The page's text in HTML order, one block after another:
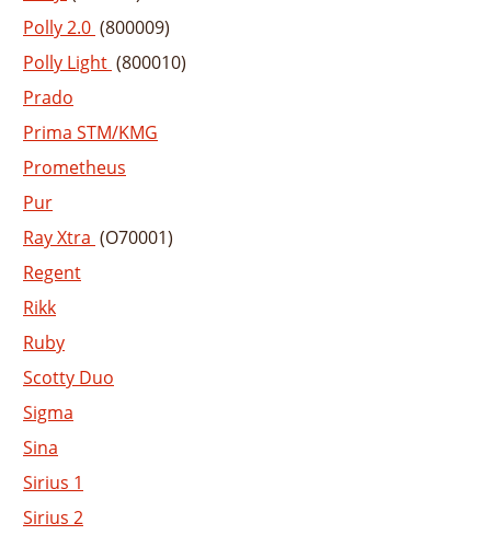
Polly 2.0 (800009)
Polly Light (800010)
Prado
Prima STM/KMG
Prometheus
Pur
Ray Xtra (O70001)
Regent
Rikk
Ruby
Scotty Duo
Sigma
Sina
Sirius 1
Sirius 2